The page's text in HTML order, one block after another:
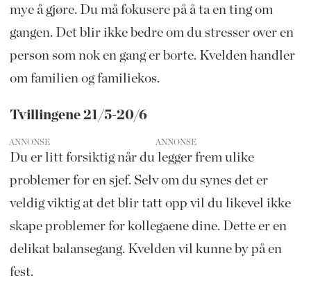
mye å gjøre. Du må fokusere på å ta en ting om
gangen. Det blir ikke bedre om du stresser over en
person som nok en gang er borte. Kvelden handler
om familien og familiekos.
Tvillingene 21/5-20/6
ANNONSE
Du er litt forsiktig når du legger frem ulike
problemer for en sjef. Selv om du synes det er
veldig viktig at det blir tatt opp vil du likevel ikke
skape problemer for kollegaene dine. Dette er en
delikat balansegang. Kvelden vil kunne by på en
fest.